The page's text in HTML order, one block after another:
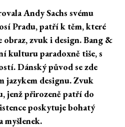
Andy Sachs svému
Pradu, patří k těm, které
obraz, zvuk i design. Bang &
kulturu paradoxně tiše, s
Dánský původ se zde
jazykem designu. Zvuk
jenž přirozeně patří do
poskytuje bohatý
myšlenek.